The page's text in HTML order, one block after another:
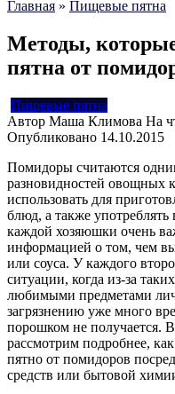
Главная » Пищевые пятна
Методы,
пятна от
Пищевые пятна
Автор Маша Климова На
Опубликовано 14.10.2015
Помидоры считаются
разновидностей овощных
использовать для
блюд, а также
каждой хозяюшки очень
информацией о том, чем
или соуса. У каждого
ситуации, когда из-за
любимыми предметами
загрязнению уже много
порошком не получается.
рассмотрим подробнее,
пятно от помидоров
средств или бытовой